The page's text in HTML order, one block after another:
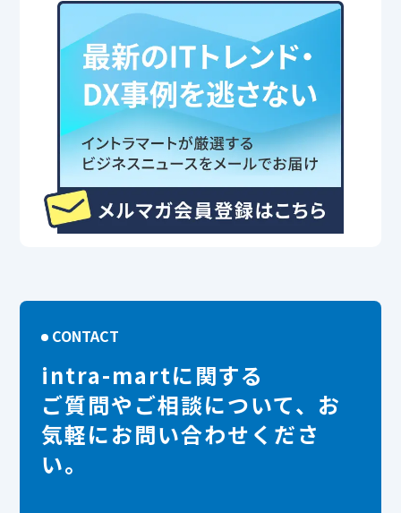
CONTACT
intra-martに関する
ご質問やご相談について、お
気軽にお問い合わせくださ
い。